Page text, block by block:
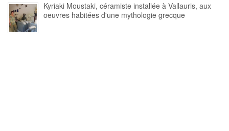
Kyriaki Moustaki, céramiste installée à Vallauris, aux
oeuvres habitées d'une mythologie grecque